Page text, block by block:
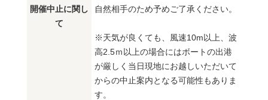
開催中止に関し
て
自然相手のため予めご了承ください。
※天気が良くても、風速10m以上、波
高2.5ｍ以上の場合にはボートの出港
が厳しく当日現地にお越しいただいて
からの中止案内となる可能性もありま
す。